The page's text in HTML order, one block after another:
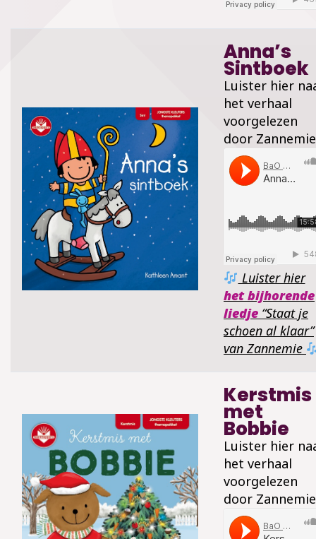
Anna’s
Sintboek
Luister hier
het verhaal
voorgelezen
door Zannemie
Luister hier
het bijhorende
liedje “Staat je
schoen al klaar”
van Zannemie
Kerstmis
met
Bobbie
Luister hier
het verhaal
voorgelezen
door Zannemie